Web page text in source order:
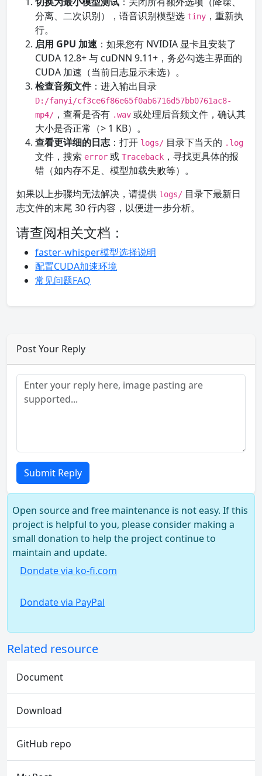
分离、二次识别），语音识别模型选 tiny ，重新执
行。
启用 GPU 加速 ：如果您有 NVIDIA 显卡且安装了
CUDA 12.8+ 与 cuDNN 9.11+，务必勾选主界面的
CUDA 加速（当前日志显示未选）。
检查音频文件：进入输出目录
D:/fanyi/cf3ce6f86e65f0ab6716d57bb0761ac8-
mp4/ ，查看是否有 .wav 或处理后音频文件，确认其
大小是否正常（> 1 KB）。
查看更详细的日志：打开 logs/ 目录下当天的 .log
文件，搜索 error 或 Traceback ，寻找更具体的报
错（如内存不足、模型加载失败等）。
如果以上步骤均无法解决，请提供 logs/ 目录下最新日
志文件的末尾 30 行内容，以便进一步分析。
请查阅相关文档：
faster-whisper模型选择说明
配置CUDA加速环境
常见问题FAQ
Post Your Reply
Submit Reply
Open source and free maintenance is not easy. If this
project is helpful to you, please consider making a
small donation to help the project continue to
maintain and update.
Dondate via ko-fi.com
Dondate via PayPal
Related resource
Document
Download
GitHub repo